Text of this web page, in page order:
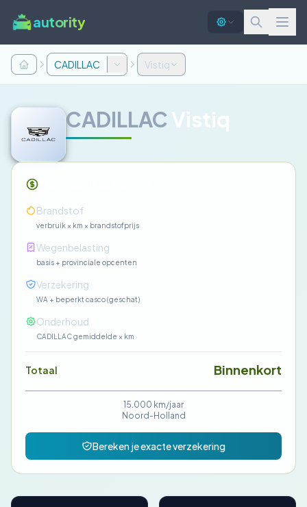
autority
CADILLAC Vistiq
CADILLACVistiq
Brandstof
verbruik × km × brandstofprijs
Wegenbelasting
basis + provinciale opcenten
Verzekering
WA + beperkt casco (geschat)
Onderhoud
CADILLAC gemiddelde × km
Totaal Binnenkort
15.000 km/jaar
Noord-Holland
Bereken je exacte verzekering